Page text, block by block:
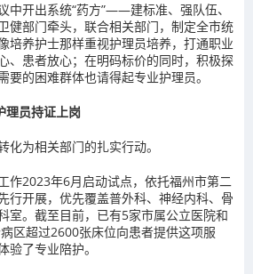
中开出系统“药方”——建标准、强队伍、
健部门牵头，联合相关部门，制定全市统
培养护士那样重视护理员培养，打通职业
、患者放心；在明码标价的同时，积极探
要的困难群体也请得起专业护理员。
理员持证上岗
化为相关部门的扎实行动。
作2023年6月启动试点，依托福州市第二
行开展，优先覆盖普外科、神经内科、骨
室。截至目前，已有5家市属公立医院和
区超过2600张床位向患者提供这项服
验了专业陪护。